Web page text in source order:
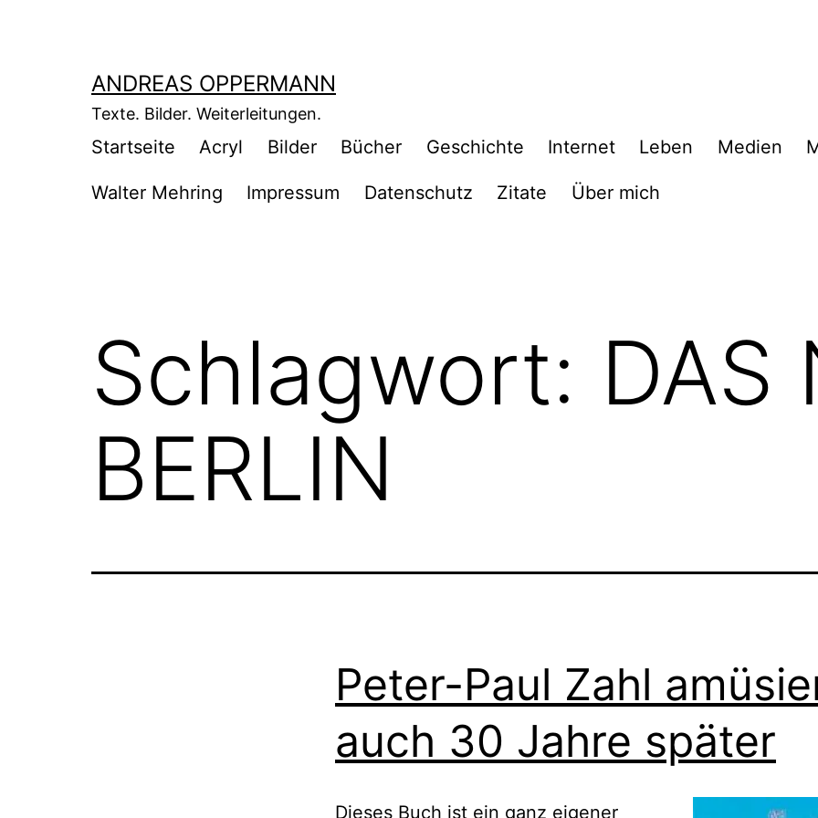
ANDREAS OPPERMANN
Texte. Bilder. Weiterleitungen.
Startseite Acryl Bilder Bücher Geschichte Internet Leben Medien
Walter Mehring Impressum Datenschutz Zitate Über mich
Schlagwort: DAS
BERLIN
Peter-Paul Zahl
auch 30 Jahre später
Dieses Buch ist ein ganz eigener